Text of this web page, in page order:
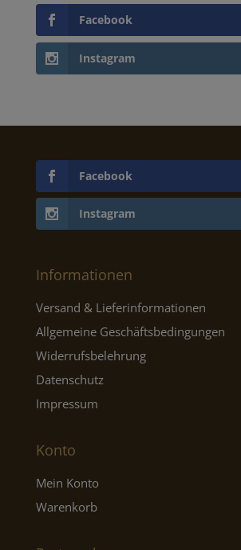
Facebook
Instagram
Facebook
Instagram
Informationen
Versand & Lieferinformationen
Allgemeine Geschäftsbedingungen
Widerrufsbelehrung
Datenschutz
Impressum
Konto
Mein Konto
Warenkorb